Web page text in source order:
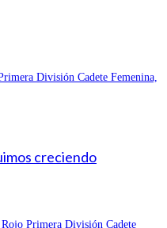
División Cadete Femenina,
creciendo
Primera División Cadete